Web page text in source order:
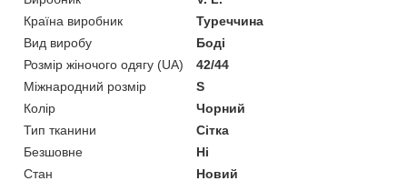
Країна виробник
Туреччина
Вид виробу
Боді
Розмір жіночого одягу (UA)
42/44
Міжнародний розмір
S
Колір
Чорний
Тип тканини
Сітка
Безшовне
Ні
Стан
Новий